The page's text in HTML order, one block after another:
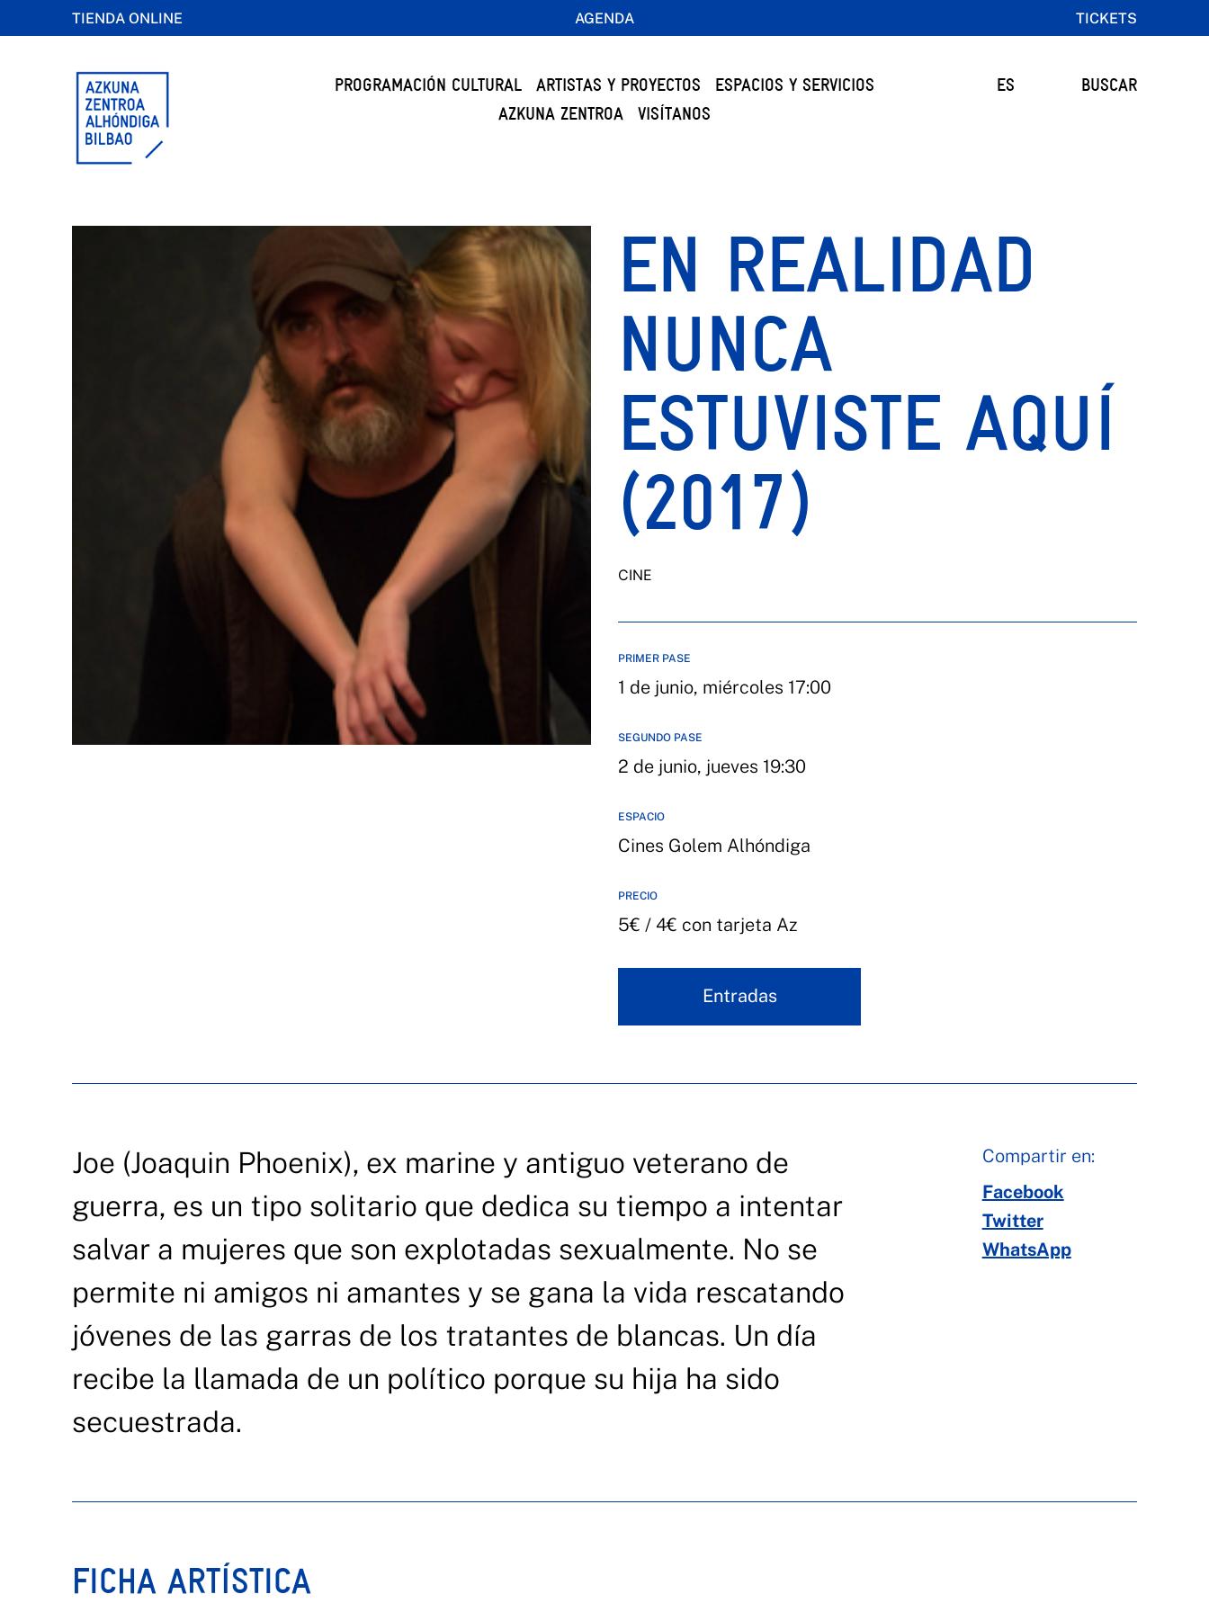
TIENDA ONLINE AGENDA TICKETS
PROGRAMACIÓN CULTURAL ARTISTAS Y PROYECTOS
ESPACIOS Y SERVICIOS
AZKUNA ZENTROA
VISÍTANOS
ES BUSCAR
EN REALIDAD
NUNCA
ESTUVISTE AQUÍ
(2017)
CINE
PRIMER PASE
1 de junio, miércoles 17:00
SEGUNDO PASE
2 de junio, jueves 19:30
ESPACIO
Cines Golem Alhóndiga
PRECIO
5€ / 4€ con tarjeta Az
Entradas
Joe (Joaquin Phoenix), ex marine y antiguo veterano de
guerra, es un tipo solitario que dedica su tiempo a intentar
salvar a mujeres que son explotadas sexualmente. No se
permite ni amigos ni amantes y se gana la vida rescatando
jóvenes de las garras de los tratantes de blancas. Un día
recibe la llamada de un político porque su hija ha sido
secuestrada.
Compartir en:
Facebook
Twitter
WhatsApp
FICHA ARTÍSTICA